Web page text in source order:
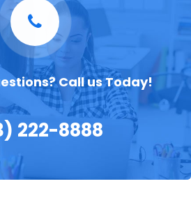
Call us Today!
222-8888